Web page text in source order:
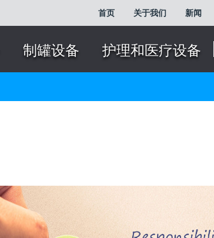
Search
首页 关于我们 新闻
制罐设备 护理和医疗设备